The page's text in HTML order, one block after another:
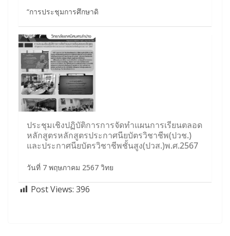
“การประชุมการศึกษาดิ
ประชุมเชิงปฏิบัติการการจัดทำแผนการเรียนตลอด
หลักสูตรหลักสูตรประกาศนียบัตรวิชาชีพ(ปวช.)
และประกาศนียบัตรวิชาชีพชั้นสูง(ปวส.)พ.ศ.2567
วันที่ 7 พฤษภาคม 2567 วิทย
Post Views: 396